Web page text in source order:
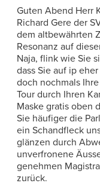
Guten Abend Herr
Richard Gere der
dem altbewährten
Resonanz auf
Naja, flink wie Sie
dass Sie auf ip
doch nochmals
Tour durch Ihren
Maske gratis oben
Sie häufiger die
ein Schandfleck
glänzen durch
unverfronene
genehmen
zurück.